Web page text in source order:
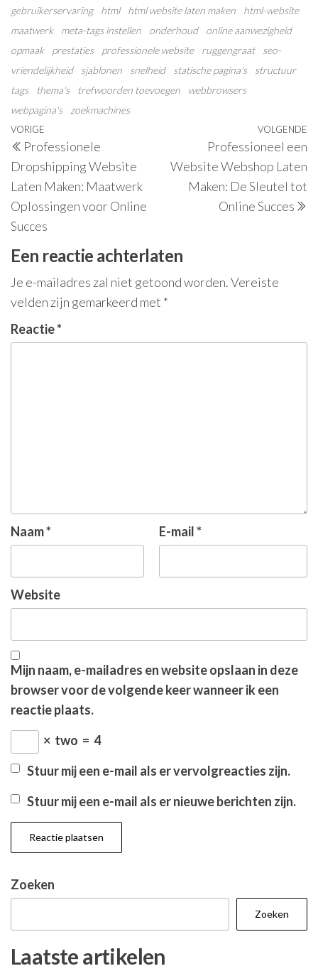
gebruikerservaring html html website laten maken
html-website
maatwerk
meta-tags instellen onderhoud
online aanwezigheid
opmaak
prestaties professionele website ruggengraat
seo-
vriendelijkheid
sjablonen snelheid statische pagina's
structuur
tags
thema's trefwoorden toevoegen
webbrowsers
webpagina's
zoekmachines
Berichtnavigatie
Vorig
bericht
VORIGE
Professionele
Dropshipping Website
Laten Maken: Maatwerk
Oplossingen voor Online
Succes
VOLGENDE
Professioneel een
Website Webshop Laten
Maken: De Sleutel tot
Online Succes
Een reactie achterlaten
Je e-mailadres zal niet getoond worden.Vereiste
velden zijn gemarkeerd met *
Reactie*
Naam* E-mail*
Website
Mijn naam, e-mailadres en website opslaan in deze
browser voor de volgende keer wanneer ik een
reactie plaats.
× two = 4
Stuur mij een e-mail als er vervolgreacties zijn.
Stuur mij een e-mail als er nieuwe berichten zijn.
Zoeken
Zoeken
Laatste artikelen